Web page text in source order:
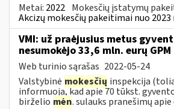
Metai: 2022 Mokesčių įstatymų
Akcizų mokesčių pakeitimai nuo 2023
VMI: už praėjusius metus
nesumokėjo 33,6 mln. eurų GPM
Web turinio sąrašas 2022-05-24
Valstybinė mokesčių inspekcija
informuoja, kad apie 70 tūkst.
birželio mėn. sulauks pranešimų